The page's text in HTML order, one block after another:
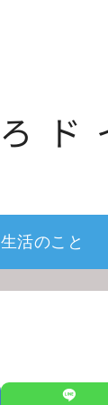
生活のこと